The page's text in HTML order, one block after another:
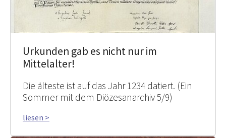
Urkunden gab es nicht nur im
Mittelalter!
Die älteste ist auf das Jahr 1234 datiert. (Ein
Sommer mit dem Diözesanarchiv 5/9)
liesen >